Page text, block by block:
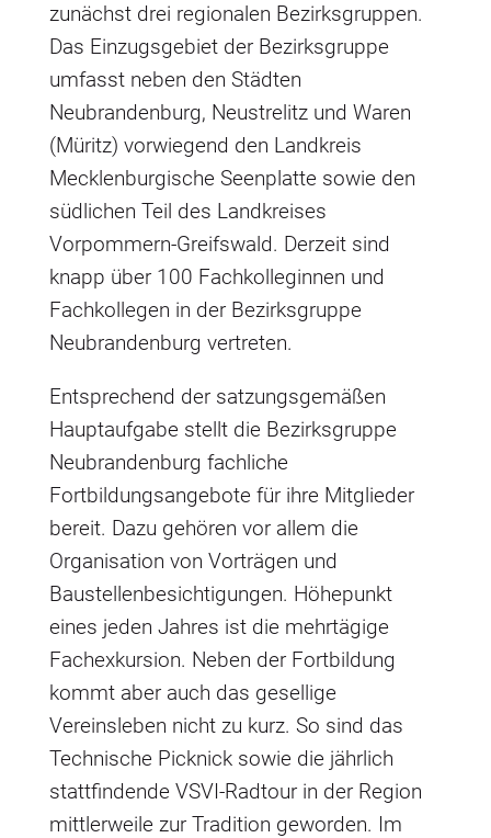
zunächst drei regionalen Bezirksgruppen.
Das Einzugsgebiet der Bezirksgruppe
umfasst neben den Städten
Neubrandenburg, Neustrelitz und Waren
(Müritz) vorwiegend den Landkreis
Mecklenburgische Seenplatte sowie den
südlichen Teil des Landkreises
Vorpommern-Greifswald. Derzeit sind
knapp über 100 Fachkolleginnen und
Fachkollegen in der Bezirksgruppe
Neubrandenburg vertreten.
Entsprechend der satzungsgemäßen
Hauptaufgabe stellt die Bezirksgruppe
Neubrandenburg fachliche
Fortbildungsangebote für ihre Mitglieder
bereit. Dazu gehören vor allem die
Organisation von Vorträgen und
Baustellenbesichtigungen. Höhepunkt
eines jeden Jahres ist die mehrtägige
Fachexkursion. Neben der Fortbildung
kommt aber auch das gesellige
Vereinsleben nicht zu kurz. So sind das
Technische Picknick sowie die jährlich
stattfindende VSVI-Radtour in der Region
mittlerweile zur Tradition geworden. Im